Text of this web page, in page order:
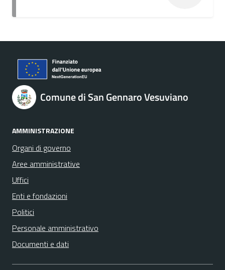
Comune di San Gennaro Vesuviano
AMMINISTRAZIONE
Organi di governo
Aree amministrative
Uffici
Enti e fondazioni
Politici
Personale amministrativo
Documenti e dati